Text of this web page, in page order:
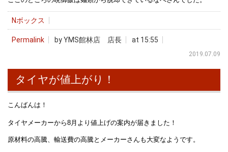
Nボックス
Permalink by YMS館林店 店長 at 15:55
2019.07.09
タイヤが値上がり！
こんばんは！
タイヤメーカーから8月より値上げの案内が届きました！
原材料の高騰、輸送費の高騰とメーカーさんも大変なようです。